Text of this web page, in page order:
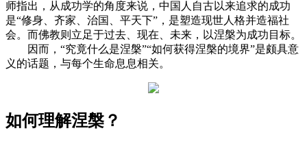
师指出，从成功学的角度来说，中国人自古以来追求的成功
是“修身、齐家、治国、平天下”，是塑造现世人格并造福社
会。而佛教则立足于过去、现在、未来，以涅槃为成功目标。
因而，“究竟什么是涅槃”“如何获得涅槃的境界”是颇具意
义的话题，与每个生命息息相关。
如何理解涅槃？